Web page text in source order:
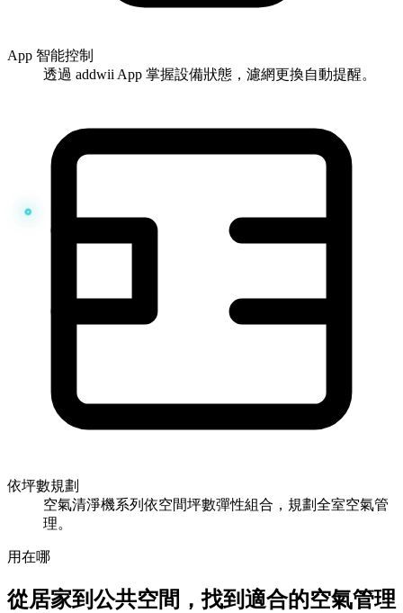
App 智能控制
透過 addwii App 掌握設備狀態，濾網更換自動提醒。
依坪數規劃
空氣清淨機系列依空間坪數彈性組合，規劃全室空氣管
理。
用在哪
從居家到公共空間，找到適合的空氣管理